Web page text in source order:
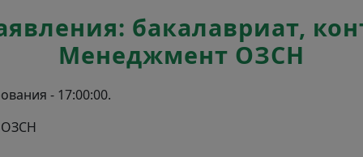
бакалавриат,
Менеджмент ОЗСН
- 17:00:00.
ОЗСН